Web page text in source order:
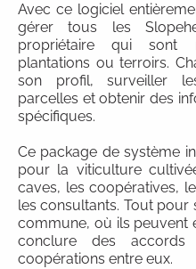
Avec ce logiciel
gérer tous les
propriétaire qui sont
plantations ou terroirs.
son profil, surveiller
parcelles et obtenir des
spécifiques.
Ce package de système
pour la viticulture
caves, les coopératives,
les consultants. Tout
commune, où ils peuvent
conclure des
coopérations entre eux.